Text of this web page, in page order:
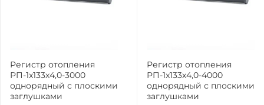
Регистр отопления
РП-1x133x4,0-3000
однорядный с плоскими
заглушками
Регистр отопления
РП-1x133x4,0-4000
однорядный с плоскими
заглушками